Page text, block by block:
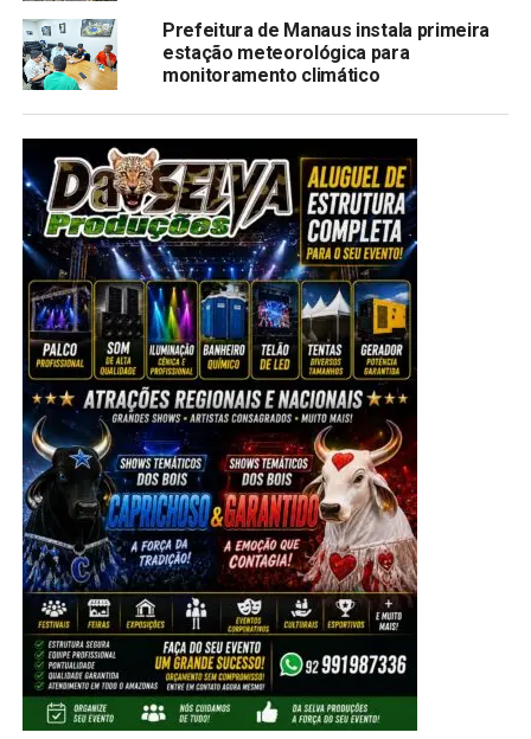
Prefeitura de Manaus instala primeira
estação meteorológica para
monitoramento climático